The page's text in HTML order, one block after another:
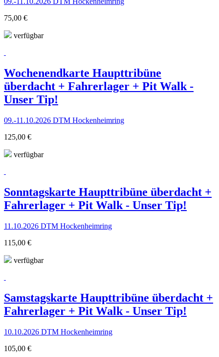
75,00 €
verfügbar
Wochenendkarte Haupttribüne
überdacht + Fahrerlager + Pit Walk -
Unser Tip!
09.-11.10.2026 DTM Hockenheimring
125,00 €
verfügbar
Sonntagskarte Haupttribüne überdacht +
Fahrerlager + Pit Walk - Unser Tip!
11.10.2026 DTM Hockenheimring
115,00 €
verfügbar
Samstagskarte Haupttribüne überdacht +
Fahrerlager + Pit Walk - Unser Tip!
10.10.2026 DTM Hockenheimring
105,00 €